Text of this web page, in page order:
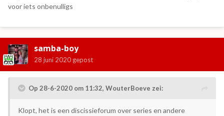
voor iets onbenulligs
samba-boy
28 juni 2020 gepost
Op 28-6-2020 om 11:32, WouterBoeve zei:
Klopt, het is een discissieforum over series en andere